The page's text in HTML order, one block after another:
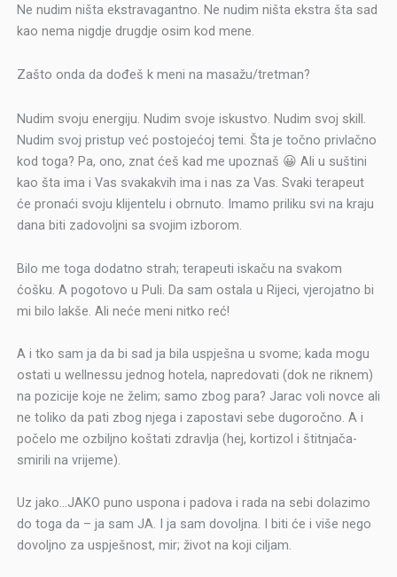
Ne nudim ništa ekstravagantno. Ne nudim ništa ekstra šta sad
kao nema nigdje drugdje osim kod mene.
Zašto onda da dođeš k meni na masažu/tretman?
Nudim svoju energiju. Nudim svoje iskustvo. Nudim svoj skill.
Nudim svoj pristup već postojećoj temi. Šta je točno privlačno
kod toga? Pa, ono, znat ćeš kad me upoznaš 😀 Ali u suštini
kao šta ima i Vas svakakvih ima i nas za Vas. Svaki terapeut
će pronaći svoju klijentelu i obrnuto. Imamo priliku svi na kraju
dana biti zadovoljni sa svojim izborom.
Bilo me toga dodatno strah; terapeuti iskaču na svakom
ćošku. A pogotovo u Puli. Da sam ostala u Rijeci, vjerojatno bi
mi bilo lakše. Ali neće meni nitko reć!
A i tko sam ja da bi sad ja bila uspješna u svome; kada mogu
ostati u wellnessu jednog hotela, napredovati (dok ne riknem)
na pozicije koje ne želim; samo zbog para? Jarac voli novce ali
ne toliko da pati zbog njega i zapostavi sebe dugoročno. A i
počelo me ozbiljno koštati zdravlja (hej, kortizol i štitnjača-
smirili na vrijeme).
Uz jako…JAKO puno uspona i padova i rada na sebi dolazimo
do toga da – ja sam JA. I ja sam dovoljna. I biti će i više nego
dovoljno za uspješnost, mir; život na koji ciljam.